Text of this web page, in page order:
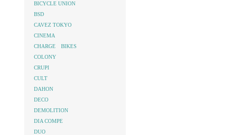
BICYCLE UNION
BSD
CAVEZ TOKYO
CINEMA
CHARGE BIKES
COLONY
CRUPI
CULT
DAHON
DECO
DEMOLITION
DIA COMPE
DUO